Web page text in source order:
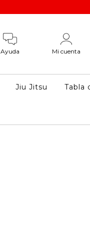
Ayuda Mi cuenta
Jiu Jitsu Tabla